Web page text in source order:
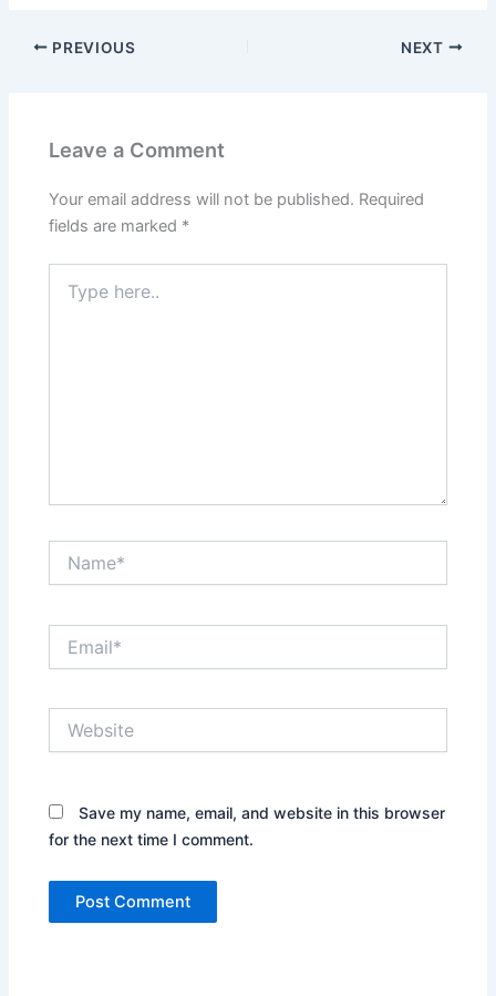
PREVIOUS NEXT
Leave a Comment
Your email address will not be published. Required
fields are marked *
here..
Save my name, email, and website in this browser
for the next time I comment.